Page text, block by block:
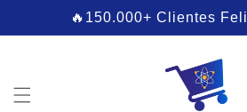
directamente
al contenido
🔥150.000+ Clientes